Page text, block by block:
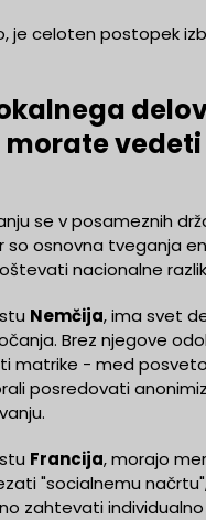
je celoten postopek
vedeti
se v posameznih
so osnovna tveganja
nacionalne
Nemčija, ima svet
Brez njegove
matrike - med
posredovati
Francija, morajo
"socialnemu
zahtevati